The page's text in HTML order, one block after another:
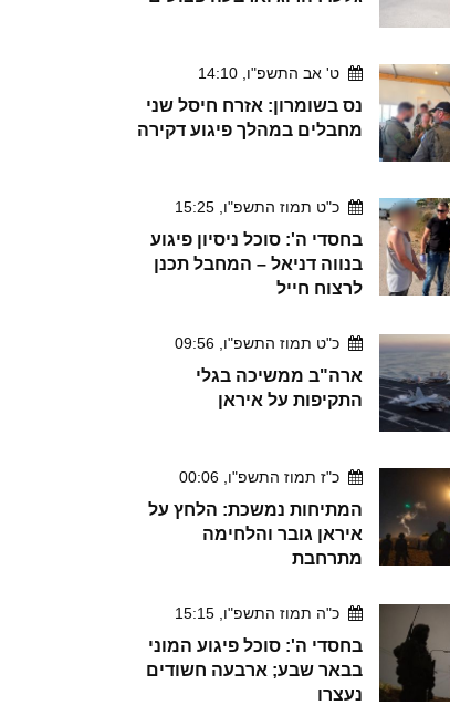
ט' אב התשפ"ו, 14:10
נס בשומרון: אזרח חיסל שני
מחבלים במהלך פיגוע דקירה
כ"ט תמוז התשפ"ו, 15:25
בחסדי ה': סוכל ניסיון פיגוע
בנווה דניאל – המחבל תכנן
לרצוח חייל
כ"ט תמוז התשפ"ו, 09:56
ארה"ב ממשיכה בגלי
התקיפות על איראן
כ"ז תמוז התשפ"ו, 00:06
המתיחות נמשכת: הלחץ על
איראן גובר והלחימה
מתרחבת
כ"ה תמוז התשפ"ו, 15:15
בחסדי ה': סוכל פיגוע המוני
בבאר שבע; ארבעה חשודים
נעצרו